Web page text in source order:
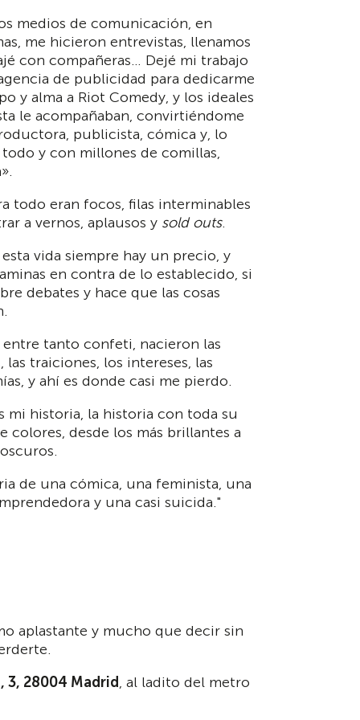
medios de comunicación, en
me hicieron entrevistas, llenamos
con compañeras… Dejé mi trabajo
de publicidad para dedicarme
y alma a Riot Comedy, y los ideales
le acompañaban, convirtiéndome
publicista, cómica y, lo
y con millones de comillas,
todo eran focos, filas interminables
a vernos, aplausos y sold outs.
vida siempre hay un precio, y
en contra de lo establecido, si
debates y hace que las cosas
entre tanto confeti, nacieron las
las traiciones, los intereses, las
y ahí es donde casi me pierdo.
mi historia, la historia con toda su
colores, desde los más brillantes a
de una cómica, una feminista, una
y una casi suicida."
aplastante y mucho que decir sin
3, 28004 Madrid, al ladito del metro